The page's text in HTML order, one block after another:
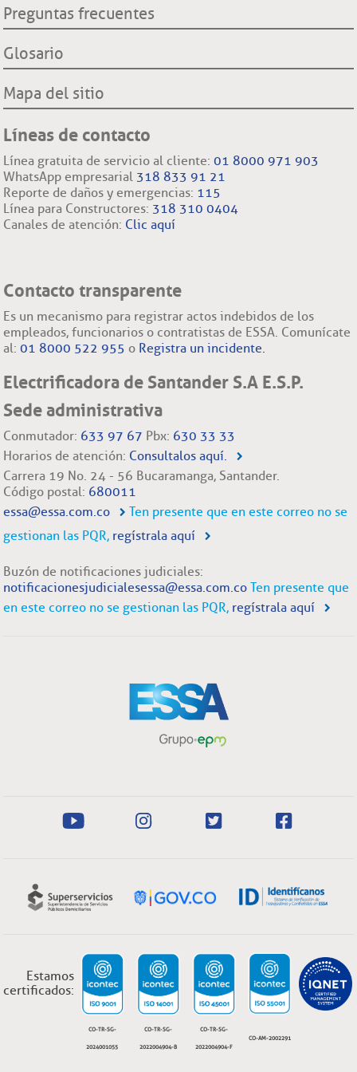
Preguntas frecuentes
Glosario
Mapa del sitio
Líneas de contacto
Línea gratuita de servicio al cliente:01 8000 971 903
WhatsApp empresarial 318 833 91 21
Reporte de daños y emergencias: 115
Línea para Constructores: 318 310 0404
Canales de atención: Clic aquí
Contacto transparente
Es un mecanismo para registrar actos indebidos de los
empleados, funcionarios o contratistas de ESSA. Comunícate
al:01 8000 522 955 o Registra un incidente.
Electrificadora de Santander S.A E.S.P.
Sede administrativa
Conmutador: 633 97 67 Pbx: 630 33 33
Horarios de atención: Consultalos aquí.
Carrera 19 No. 24 - 56 Bucaramanga, Santander.
Código postal: 680011
essa@essa.com.co
Ten presente que en este correo no se
gestionan las PQR, regístrala aquí
Buzón de notificaciones judiciales:
notificacionesjudicialesessa@essa.com.co Ten presente que
en este correo no se gestionan las PQR, regístrala aquí
Estamos
certificados:
CO-TR-SG-
2024001055
CO-TR-SG-
2022004904-B
CO-TR-SG-
2022004904-F
CO-AM-2002291